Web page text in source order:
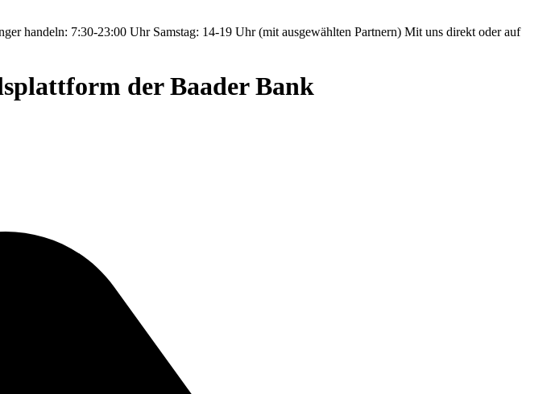
handeln: 7:30-23:00 Uhr Samstag: 14-19 Uhr (mit ausgewählten Partnern) Mit uns direkt oder auf
der Baader Bank